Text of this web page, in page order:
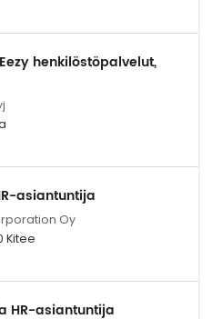
henkilöstöpalvelut,
asiantuntija
Oy
Kitee
HR-asiantuntija